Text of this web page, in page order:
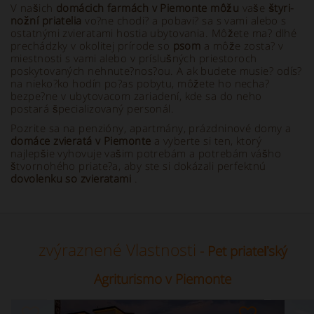
V našich domácich farmách v Piemonte môžu vaše štyri-
nožní priatelia vo?ne chodi? a pobavi? sa s vami alebo s
ostatnými zvieratami hostia ubytovania. Môžete ma? dlhé
prechádzky v okolitej prírode so psom a môže zosta? v
miestnosti s vami alebo v príslušných priestoroch
poskytovaných nehnute?nos?ou. A ak budete musie? odís?
na nieko?ko hodín po?as pobytu, môžete ho necha?
bezpe?ne v ubytovacom zariadení, kde sa do neho
postará špecializovaný personál.
Pozrite sa na penzióny, apartmány, prázdninové domy a
domáce zvieratá v Piemonte a vyberte si ten, ktorý
najlepšie vyhovuje vašim potrebám a potrebám vášho
štvornohého priate?a, aby ste si dokázali perfektnú
dovolenku so zvieratami .
zvýraznené Vlastnosti - Pet priateľský
Agriturismo v Piemonte